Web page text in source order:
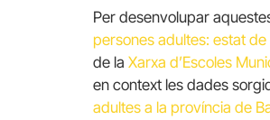
Per desenvolupar
persones adultes: estat de
de la Xarxa d’Escoles
en context les dades
adultes a la província de